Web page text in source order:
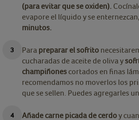
(para evitar que se oxiden).
evapore el líquido y se enternezcan,
minutos.
Para preparar el sofrito
cucharadas de aceite de oliva y
champiñones cortados en finas
recomendamos no moverlos los
que se sellen. Puedes agregarles
Añade carne picada de cerdoy